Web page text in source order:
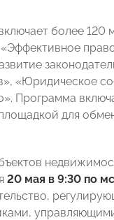
более 120
«Юридическое
Программа
для
20 мая в 9:30 по